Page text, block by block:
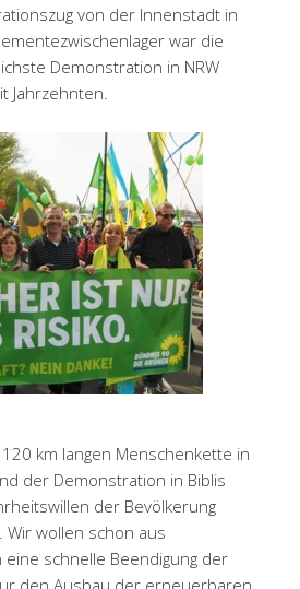
von der Innenstadt in
war die
Demonstration in NRW
Jahrzehnten.
km langen Menschenkette in
der Demonstration in Biblis
der Bevölkerung
wollen schon aus
schnelle Beendigung der
den Ausbau der erneuerbaren